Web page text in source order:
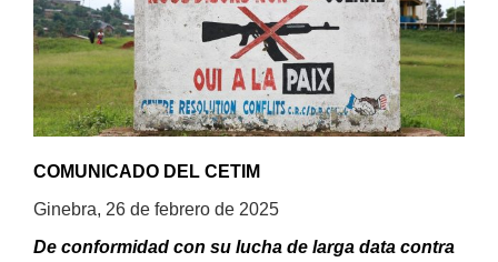
COMUNICADO DEL CETIM
Ginebra, 26 de febrero de 2025
De conformidad con su lucha de larga data contra